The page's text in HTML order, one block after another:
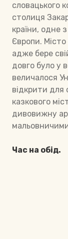
словацького
столиця
країни, одне
Європи.
адже бере
довго було у
величалося
відкрити для
казкового
дивовижну
Час на обід.